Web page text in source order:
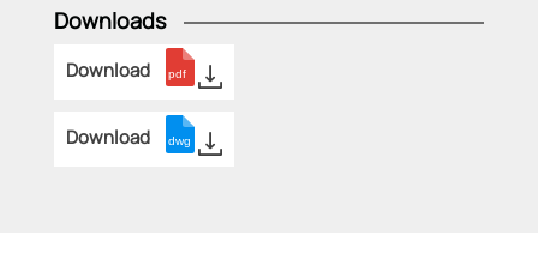
Downloads
Download
Download